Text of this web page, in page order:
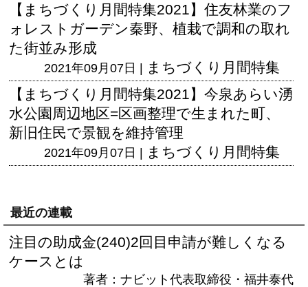
【まちづくり月間特集2021】住友林業のフ
ォレストガーデン秦野、植栽で調和の取れ
た街並み形成
2021年09月07日 | まちづくり月間特集
【まちづくり月間特集2021】今泉あらい湧
水公園周辺地区=区画整理で生まれた町、
新旧住民で景観を維持管理
2021年09月07日 | まちづくり月間特集
最近の連載
注目の助成金(240)2回目申請が難しくなる
ケースとは
著者：ナビット代表取締役・福井泰代